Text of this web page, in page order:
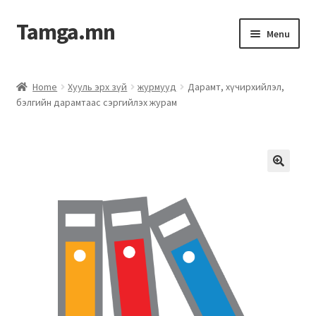
Tamga.mn Menu
ХАБЭА-н багц
Дотоод журмын багц
Компанийн удирдлагын бичиг баримт
Home Хууль эрх зүй журмууд
Дарамт, хүчирхийлэл,
бэлгийн дарамтаас сэргийлэх журам